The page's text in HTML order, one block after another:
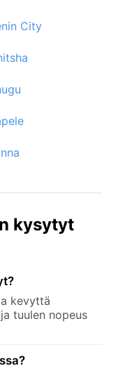
City
kysytyt
kevyttä
tuulen nopeus